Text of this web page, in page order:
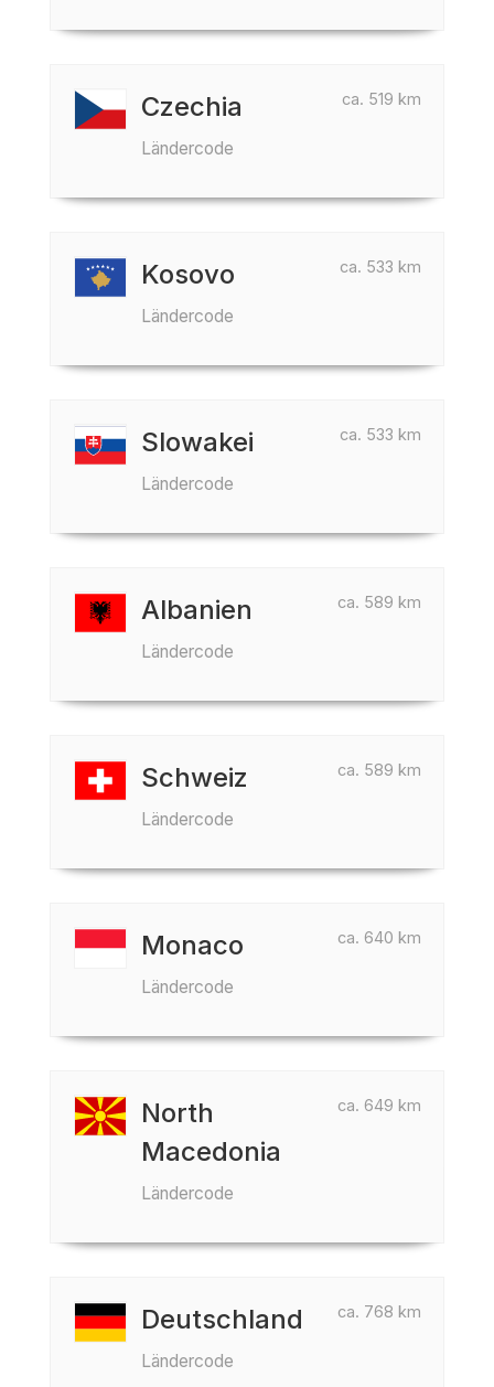
ca. 519 km
Czechia
Ländercode
ca. 533 km
Kosovo
Ländercode
ca. 533 km
Slowakei
Ländercode
ca. 589 km
Albanien
Ländercode
ca. 589 km
Schweiz
Ländercode
ca. 640 km
Monaco
Ländercode
ca. 649 km
North
Macedonia
Ländercode
ca. 768 km
Deutschland
Ländercode